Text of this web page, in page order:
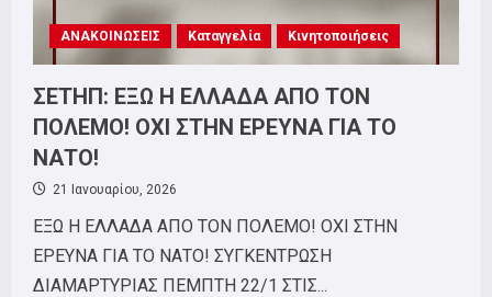
ΑΝΑΚΟΙΝΩΣΕΙΣ Καταγγελία Κινητοποιήσεις
ΣΕΤΗΠ: ΕΞΩ Η ΕΛΛΑΔΑ ΑΠΟ ΤΟΝ
ΠΟΛΕΜΟ! ΟΧΙ ΣΤΗΝ ΕΡΕΥΝΑ ΓΙΑ ΤΟ
ΝΑΤΟ!
21 Ιανουαρίου, 2026
ΕΞΩ Η ΕΛΛΑΔΑ ΑΠΟ ΤΟΝ ΠΟΛΕΜΟ! ΟΧΙ ΣΤΗΝ
ΕΡΕΥΝΑ ΓΙΑ ΤΟ ΝΑΤΟ! ΣΥΓΚΕΝΤΡΩΣΗ
ΔΙΑΜΑΡΤΥΡΙΑΣ ΠΕΜΠΤΗ 22/1 ΣΤΙΣ...